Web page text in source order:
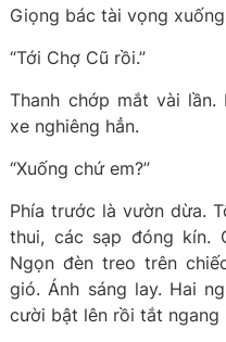
Giọng bác tài vọng
“Tới Chợ Cũ rồi.”
Thanh chớp mắt vài
xe nghiêng hẳn.
“Xuống chứ em?”
Phía trước là vườn dừa.
thui, các sạp đóng kín.
Ngọn đèn treo trên
gió. Ánh sáng lay. Hai
cười bật lên rồi tắt ngang